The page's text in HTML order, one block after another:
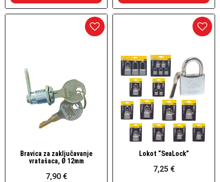
Brzi pogled
Bravica za zaključavanje
vratašaca, Ø 12mm
7,90 €
Brzi pogled
Lokot “SeaLock”
7,25 €